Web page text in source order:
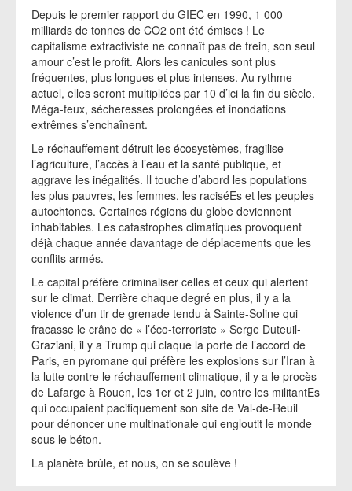
Depuis le premier rapport du GIEC en 1990, 1 000
milliards de tonnes de CO2 ont été émises ! Le
capitalisme extractiviste ne connaît pas de frein, son seul
amour c’est le profit. Alors les canicules sont plus
fréquentes, plus longues et plus intenses. Au rythme
actuel, elles seront multipliées par 10 d’ici la fin du siècle.
Méga-feux, sécheresses prolongées et inondations
extrêmes s’enchaînent.
Le réchauffement détruit les écosystèmes, fragilise
l’agriculture, l’accès à l’eau et la santé publique, et
aggrave les inégalités. Il touche d’abord les populations
les plus pauvres, les femmes, les raciséEs et les peuples
autochtones. Certaines régions du globe deviennent
inhabitables. Les catastrophes climatiques provoquent
déjà chaque année davantage de déplacements que les
conflits armés.
Le capital préfère criminaliser celles et ceux qui alertent
sur le climat. Derrière chaque degré en plus, il y a la
violence d’un tir de grenade tendu à Sainte-Soline qui
fracasse le crâne de « l’éco-terroriste » Serge Duteuil-
Graziani, il y a Trump qui claque la porte de l’accord de
Paris, en pyromane qui préfère les explosions sur l’Iran à
la lutte contre le réchauffement climatique, il y a le procès
de Lafarge à Rouen, les 1er et 2 juin, contre les militantEs
qui occupaient pacifiquement son site de Val-de-Reuil
pour dénoncer une multinationale qui engloutit le monde
sous le béton.
La planète brûle, et nous, on se soulève !